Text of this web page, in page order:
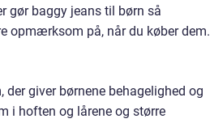
gør baggy jeans til børn så
opmærksom på, når du køber dem.
giver børnene behagelighed og
i hoften og lårene og større